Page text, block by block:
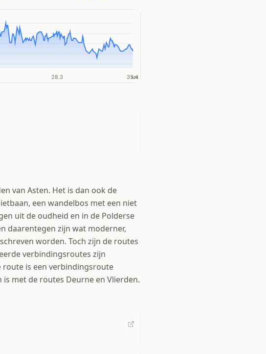
van Asten. Het is dan ook de
een wandelbos met een niet
uit de oudheid en in de Polderse
daarentegen zijn wat moderner,
worden. Toch zijn de routes
verbindingsroutes zijn
route is een verbindingsroute
met de routes Deurne en Vlierden.